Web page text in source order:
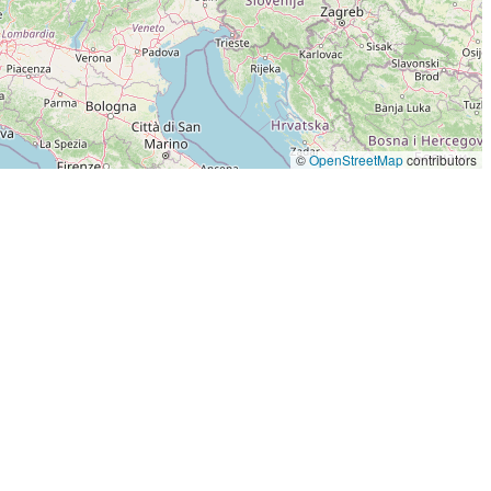
©OpenStreetMapcontributors